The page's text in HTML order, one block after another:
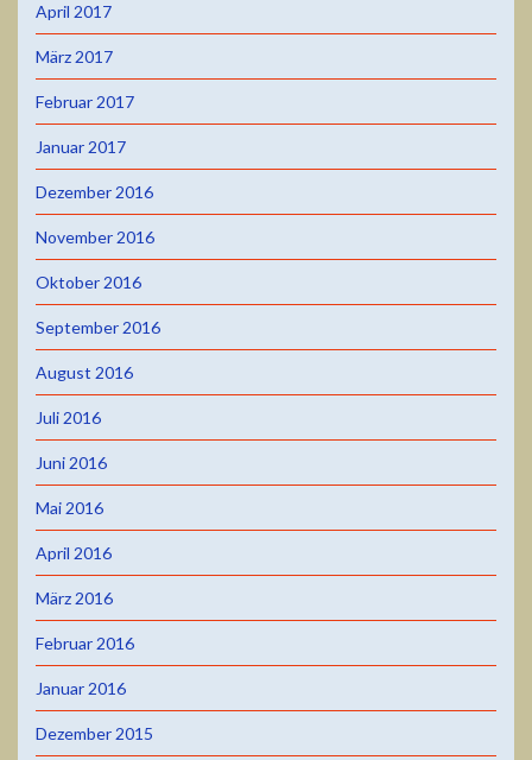
April 2017
März 2017
Februar 2017
Januar 2017
Dezember 2016
November 2016
Oktober 2016
September 2016
August 2016
Juli 2016
Juni 2016
Mai 2016
April 2016
März 2016
Februar 2016
Januar 2016
Dezember 2015